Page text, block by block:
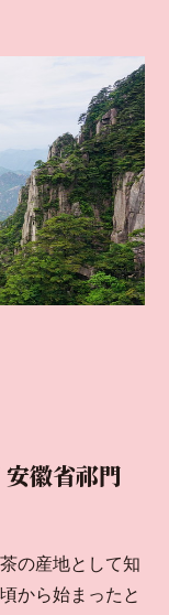
安徽省祁門
の産地として知
から始まったと